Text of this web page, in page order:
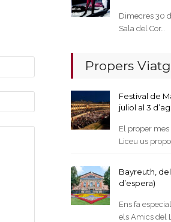
Dimecres 30
Sala del Cor…
Propers
Festival de
juliol al 3
El proper mes
Liceu us
Bayreuth, del
d’espera)
Ens fa
els Amics del